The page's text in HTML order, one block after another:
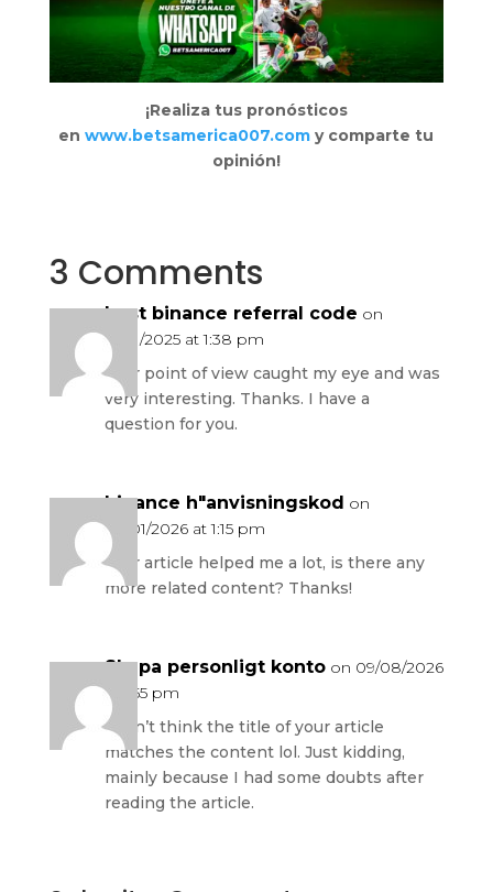
¡Realiza tus pronósticos
enwww.betsamerica007.com y comparte tu
opinión!
3 Comments
best binance referral code on
28/11/2025 at 1:38 pm
Your point of view caught my eye and was
very interesting. Thanks. I have a
question for you.
binance h"anvisningskod on
04/01/2026 at 1:15 pm
Your article helped me a lot, is there any
more related content? Thanks!
Skapa personligt konto on 09/08/2026
at 1:55 pm
I don’t think the title of your article
matches the content lol. Just kidding,
mainly because I had some doubts after
reading the article.